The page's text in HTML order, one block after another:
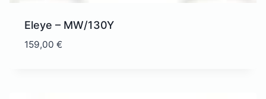
Eleye – MW/130Y
159,00€